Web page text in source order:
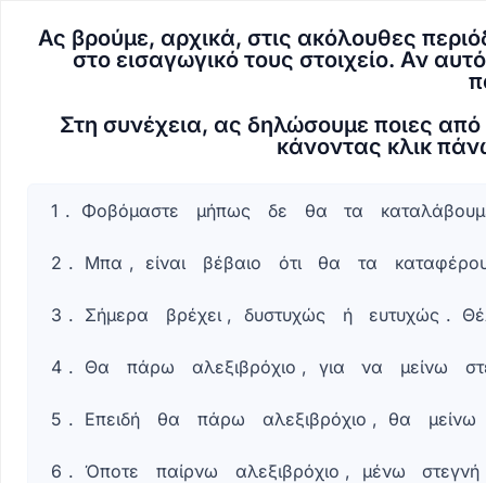
Ας βρούμε, αρχικά, στις ακόλουθες
στο εισαγωγικό τους στοιχείο. Αν
Στη συνέχεια, ας δηλώσουμε ποιες από
κάνοντας κλικ
αναγνώσιμο
1.
Φοβόμαστε
μήπως
θα
καταλάβουμε;
κείμενο
λέξεις
μπορούν
σημειωθούν
1 . Φοβόμαστε μήπως δε θα τα
2 . Μπα , είναι βέβαιο ότι θα τα
3 . Σήμερα βρέχει , δυστυχώς ή ευτυχώς .
4 . Θα πάρω αλεξιβρόχιο , για να μείνω
5 . Επειδή θα πάρω αλεξιβρόχιο , θα μείνω
6 . Όποτε παίρνω αλεξιβρόχιο , μένω στεγνή